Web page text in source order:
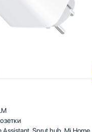
AssistantSprut.hub Mi Home